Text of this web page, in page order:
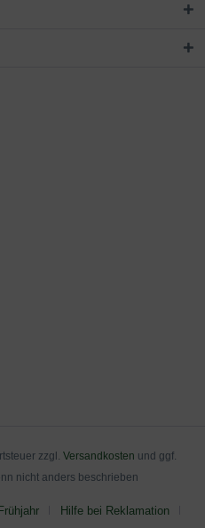
zzgl. Versandkosten und ggf.
nicht anders beschrieben
Frühjahr Hilfe bei Reklamation